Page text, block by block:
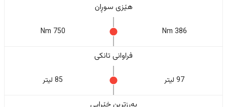
هێزی سوڕان
386 Nm
750 Nm
فراوانی تانکی
97 لیتر 85 لیتر